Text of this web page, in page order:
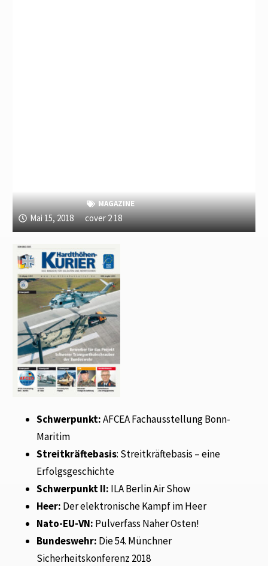
MAGAZINE
Mai 15, 2018 cover 2 18
Schwerpunkt:AFCEA Fachausstellung Bonn-
Maritim
Streitkräftebasis: Streitkräftebasis – eine
Erfolgsgeschichte
Schwerpunkt II: ILA Berlin Air Show
Heer: Der elektronische Kampf im Heer
Nato-EU-VN: Pulverfass Naher Osten!
Bundeswehr: Die 54. Münchner
Sicherheitskonferenz 2018